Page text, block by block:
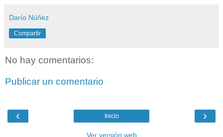
Darío Núñez
Compartir
No hay comentarios:
Publicar un comentario
‹ ›
Inicio
Ver versión web